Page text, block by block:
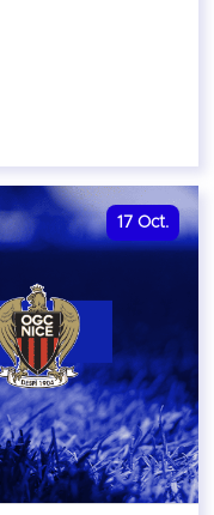
17 Oct.